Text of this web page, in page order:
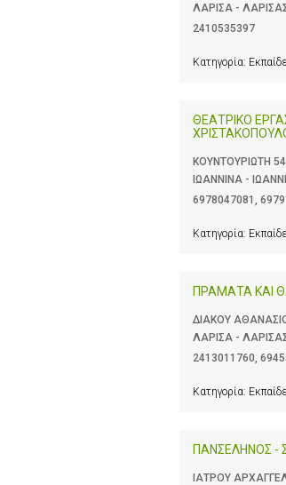
ΛΑΡΙΣΑ -
2410535397
Κατηγορία:
ΘΕΑΤΡΙΚΟ
ΚΟΥΝΤΟΥΡΙΩΤΗ 54
ΙΩΑΝΝΙΝΑ -
6978047081
Κατηγορία:
ΠΡΑΜΑΤΑ ΚΑΙ
ΔΙΑΚΟΥ
ΛΑΡΙΣΑ -
2413011760,
Κατηγορία:
ΠΑΝΣΕΛΗΝΟΣ -
ΙΑΤΡΟΥ